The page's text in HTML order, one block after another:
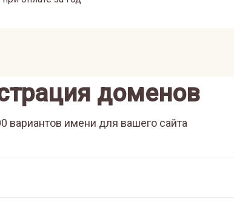
доменов
вариантов имени для вашего сайта